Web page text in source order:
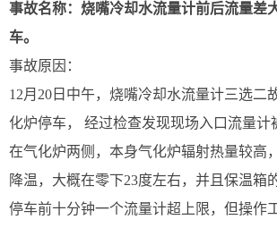
事故名称：烧嘴冷却水流量计前后流量差
车。
事故原因：
12月20日中午，烧嘴冷却水流量计三选二
化炉停车， 经过检查发现现场入口流量计
在气化炉两侧，本身气化炉辐射热量较高
降温，大概在零下23度左右，并且保温箱
停车前十分钟一个流量计超上限，但操作